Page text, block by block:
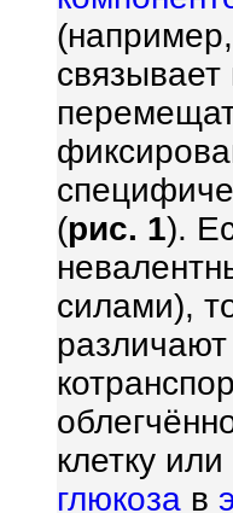
(например,
(рис. 1).
силами),
клетку
глюкоза в